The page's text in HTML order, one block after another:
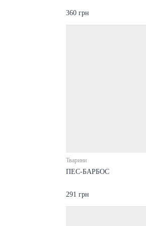
360 грн
Тварини
ПЕС-БАРБОС
291 грн